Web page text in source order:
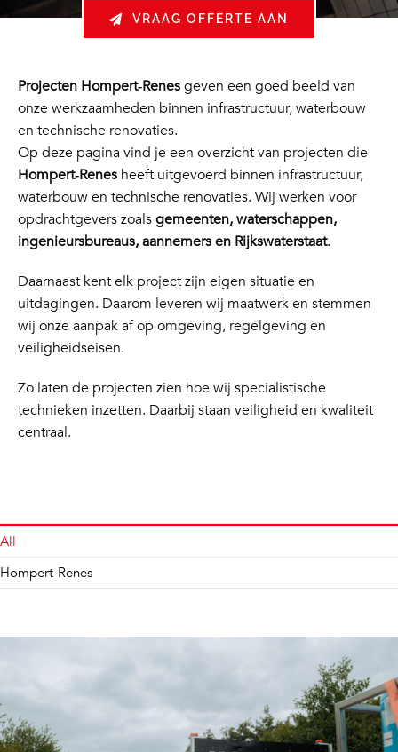
VRAAG OFFERTE AAN
Projecten Hompert‑Renesgeven een goed beeld van
onze werkzaamheden binnen infrastructuur, waterbouw
en technische renovaties.
Op deze pagina vind je een overzicht van projecten die
Hompert‑Renesheeft uitgevoerd binnen infrastructuur,
waterbouw en technische renovaties. Wij werken voor
opdrachtgevers zoalsgemeenten, waterschappen,
ingenieursbureaus, aannemers en Rijkswaterstaat.
Daarnaast kent elk project zijn eigen situatie en
uitdagingen. Daarom leveren wij maatwerk en stemmen
wij onze aanpak af op omgeving, regelgeving en
veiligheidseisen.
Zo laten de projecten zien hoe wij specialistische
technieken inzetten. Daarbij staan veiligheid en kwaliteit
centraal.
All
Hompert-Renes